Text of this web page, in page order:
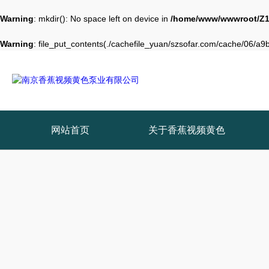
Warning: mkdir(): No space left on device in /home/www/wwwroot/
Warning: file_put_contents(./cachefile_yuan/szsofar.com/cache/06/
网站首页 关于香蕉视频黄色